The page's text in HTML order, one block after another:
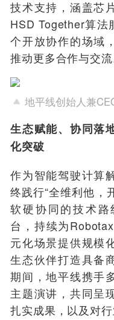
技术支持，涵盖芯
HSD Together算法
个开放协作的场域
推动更多合作与交流
地平线创始人兼
生态赋能、协同落
化突破
作为智能驾驶计算
终践行“全维利他，
软硬协同的技术
台，持续为
元化场景提供规模
生态伙伴打造具备
期间，地平线携手
主题演讲，共同呈
扎实成果，以及对